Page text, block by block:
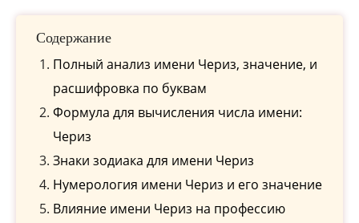
Содержание
Полный анализ имени Чериз, значение, и
расшифровка по буквам
Формула для вычисления числа имени:
Чериз
Знаки зодиака для имени Чериз
Нумерология имени Чериз и его значение
Влияние имени Чериз на профессию